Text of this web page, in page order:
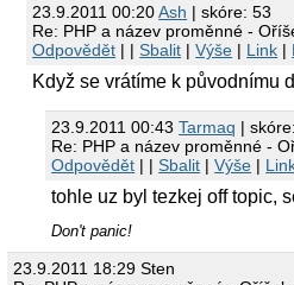
23.9.2011 00:20Ash | skóre: 53
Re: PHP a název proměnné -
Odpovědět | |Sbalit |Výše | Link |
Když se vrátíme k původnímu
23.9.2011 00:43Tarmaq |
Re: PHP a název proměnné -
Odpovědět | |Sbalit |Výše |
tohle uz byl tezkej off topic,
Don't panic!
23.9.2011 18:29 Sten